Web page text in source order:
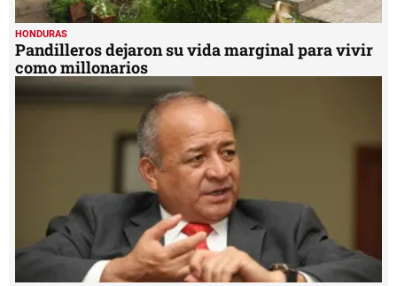
HONDURAS
Pandilleros dejaron su vida marginal para vivir
como millonarios